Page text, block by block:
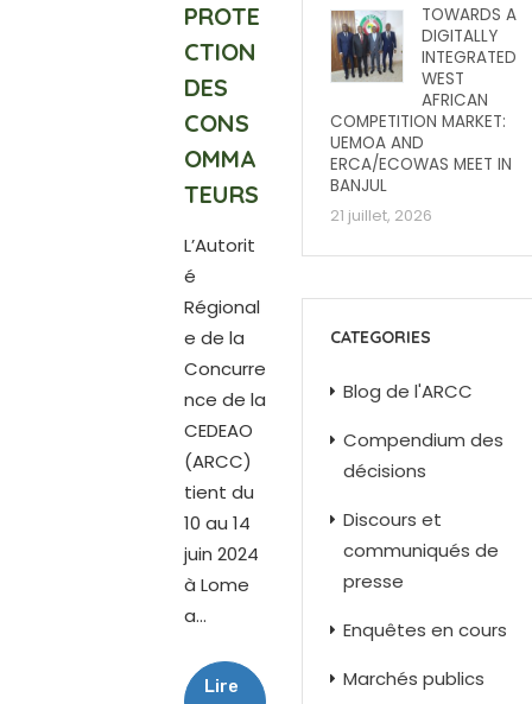
PROTE
CTION
DES
CONS
OMMA
TEURS
L’Autorit
é
Régional
e de la
Concurre
nce de la
CEDEAO
(ARCC)
tient du
10 au 14
juin 2024
à Lome
a...
Lire
TOWARDS A
DIGITALLY
INTEGRATED
WEST
AFRICAN
COMPETITION MARKET:
UEMOA AND
ERCA/ECOWAS MEET IN
BANJUL
21 juillet, 2026
CATEGORIES
Blog de l'ARCC
Compendium des
décisions
Discours et
communiqués de
presse
Enquêtes en cours
Marchés publics